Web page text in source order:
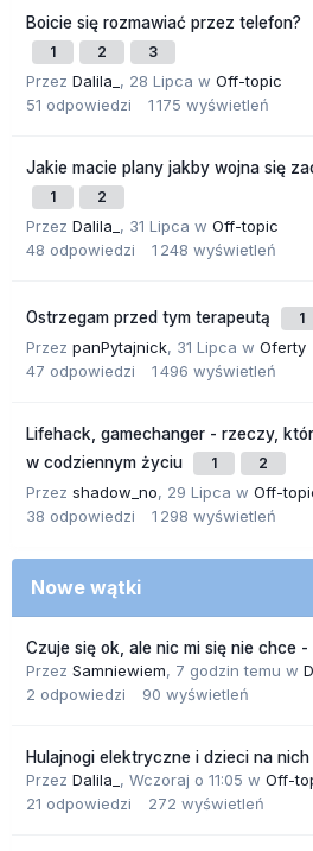
Boicie się rozmawiać przez telefon?
1 2 3
Przez Dalila_ , 28 Lipca w Off-topic
51 odpowiedzi 1 175 wyświetleń
Jakie macie plany jakby wojna się
1 2
Przez Dalila_ , 31 Lipca w Off-topic
48 odpowiedzi 1 248 wyświetleń
Ostrzegam przed tym terapeutą 1
Przez panPytajnick, 31 Lipca w Oferty
47 odpowiedzi 1 496 wyświetleń
Lifehack, gamechanger - rzeczy,
w codziennym życiu
1 2
Przez shadow_no, 29 Lipca w Off-
38 odpowiedzi 1 298 wyświetleń
Nowe wątki
Czuje się ok, ale nic mi się nie chce -
Przez Samniewiem, 7 godzin temu w
2 odpowiedzi 90 wyświetleń
Hulajnogi elektryczne i dzieci na nich
Przez Dalila_ , Wczoraj o 11:05 w Off-
21 odpowiedzi 272 wyświetleń